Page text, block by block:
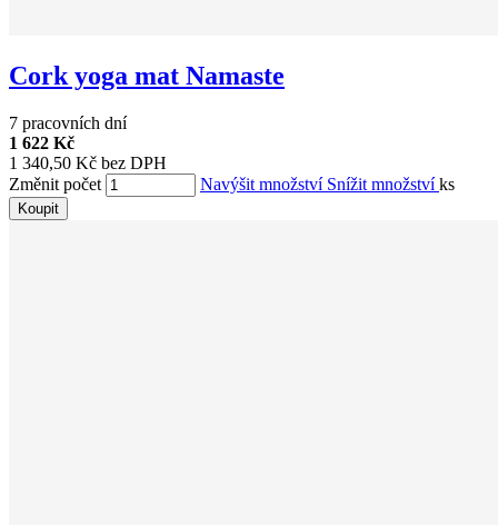
Cork yoga mat Namaste
7 pracovních dní
1 622 Kč
1 340,50 Kč bez DPH
Změnit počet
Navýšit množství Snížit množstvíks
Koupit